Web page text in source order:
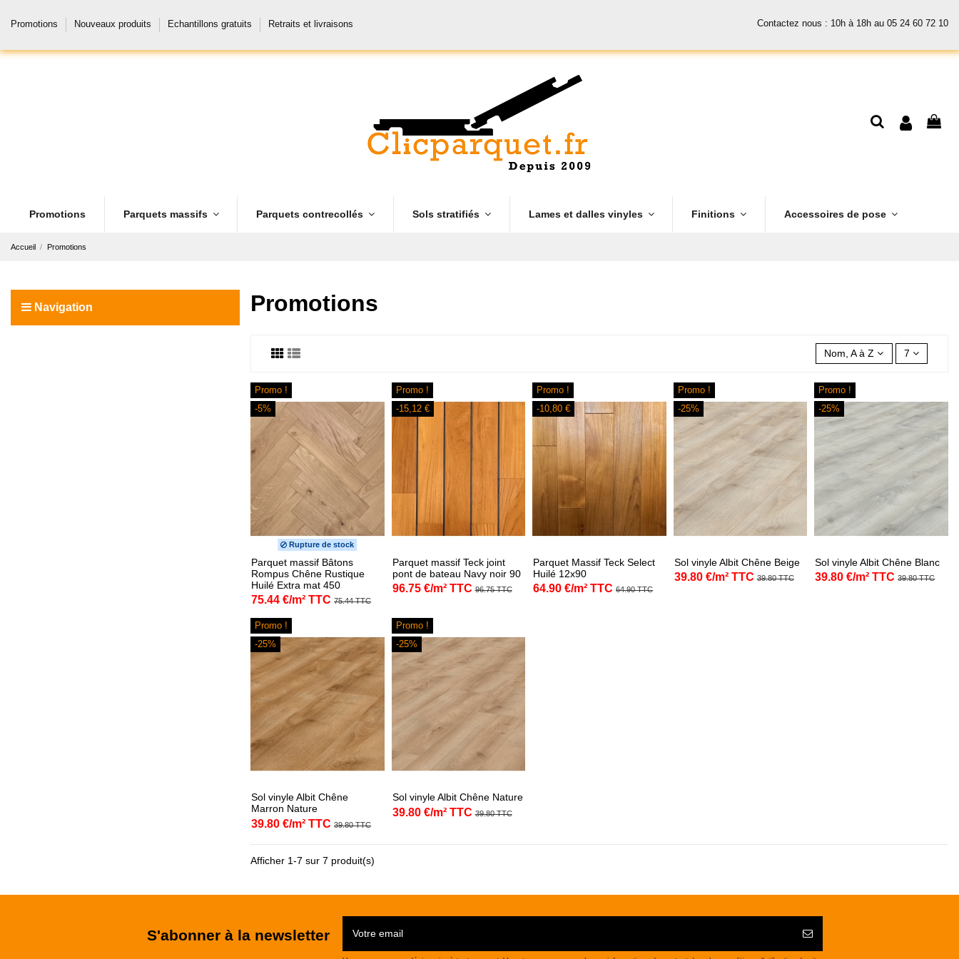
Promotions Nouveaux produits Echantillons gratuits Retraits et livraisons Contactez nous : 10h à 18h au 05 24 60 72 10
Promotions Parquets massifs Parquets contrecollés Sols stratifiés Lames et dalles vinyles Finitions Accessoires de pose
Accueil Promotions
Promotions
Nom, A à Z 7
Promo !
-5%
Rupture de stock
Parquet massif Bâtons
Rompus Chêne Rustique
Huilé Extra mat 450
75.44 €/m² TTC 75.44 TTC
Promo !
-15,12 €
Parquet massif Teck joint
pont de bateau Navy noir 90
96.75 €/m² TTC 96.75 TTC
Promo !
-10,80 €
Parquet Massif Teck Select
Huilé 12x90
64.90 €/m² TTC 64.90 TTC
Promo !
-25%
Sol vinyle Albit Chêne Beige
39.80 €/m² TTC 39.80 TTC
Promo !
-25%
Sol vinyle Albit Chêne Blanc
39.80 €/m² TTC 39.80 TTC
Promo !
-25%
Sol vinyle Albit Chêne
Marron Nature
39.80 €/m² TTC 39.80 TTC
Promo !
-25%
Sol vinyle Albit Chêne Nature
39.80 €/m² TTC 39.80 TTC
Afficher 1-7 sur 7 produit(s)
Navigation
S'abonner à la newsletter